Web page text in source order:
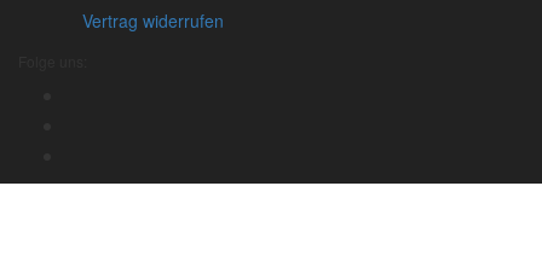
Vertrag widerrufen